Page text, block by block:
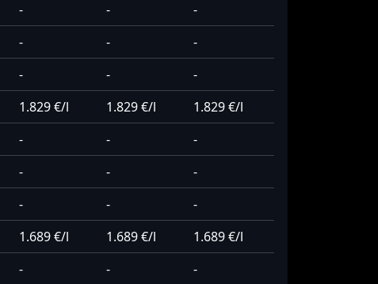
- -
-
- -
-
- -
-
1.829 €/l 1.829 €/l
1.829 €/l
- -
-
- -
-
- -
-
1.689 €/l 1.689 €/l
1.689 €/l
- -
-